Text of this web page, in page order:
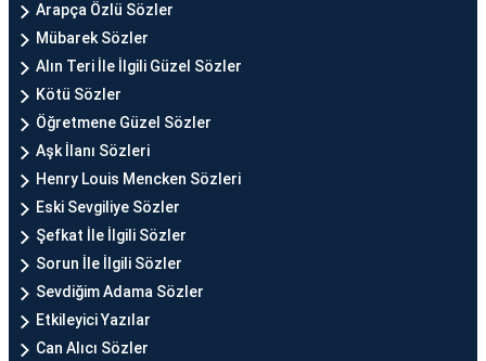
Arapça Özlü Sözler
Mübarek Sözler
Alın Teri İle İlgili Güzel Sözler
Kötü Sözler
Öğretmene Güzel Sözler
Aşk İlanı Sözleri
Henry Louis Mencken Sözleri
Eski Sevgiliye Sözler
Şefkat İle İlgili Sözler
Sorun İle İlgili Sözler
Sevdiğim Adama Sözler
Etkileyici Yazılar
Can Alıcı Sözler